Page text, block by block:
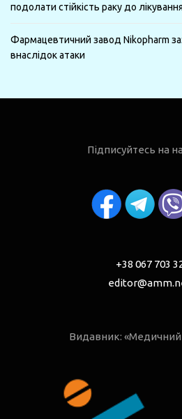
подолати стійкість раку до лікування
Фармацевтичний завод Nikopharm
внаслідок атаки
Підписуйтесь на
+38 067 703
Видавник: